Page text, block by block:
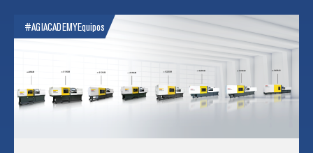
#AGIACADEMYEquipos